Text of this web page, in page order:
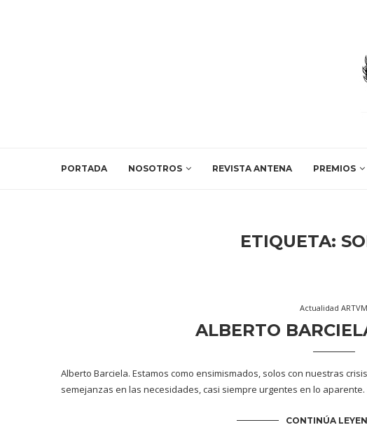
PORTADA NOSOTROS REVISTA ANTENA PREMIOS
ETIQUETA:
Actualidad ARTVM
ALBERTO
Alberto Barciela. Estamos como ensimismados, solos con nuestras
semejanzas en las necesidades, casi siempre urgentes en lo
CONTINÚA